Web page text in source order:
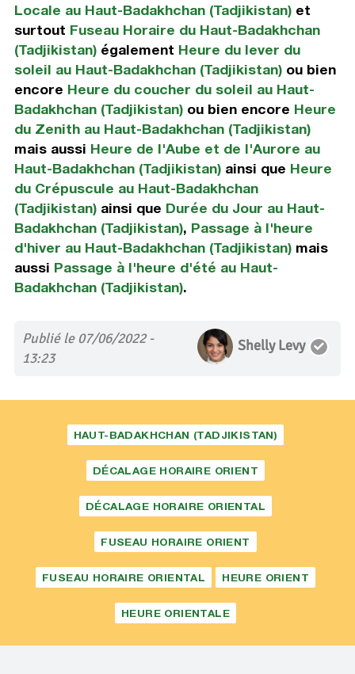
Locale au Haut-Badakhchan (Tadjikistan)et
surtout Fuseau Horaire du Haut-Badakhchan
(Tadjikistan)également Heure du lever du
soleil au Haut-Badakhchan (Tadjikistan)ou bien
encore Heure du coucher du soleil au Haut-
Badakhchan (Tadjikistan)ou bien encore Heure
du Zenith au Haut-Badakhchan (Tadjikistan)
mais aussi Heure de l'Aube et de l'Aurore au
Haut-Badakhchan (Tadjikistan)ainsi que Heure
du Crépuscule au Haut-Badakhchan
(Tadjikistan)ainsi que Durée du Jour au Haut-
Badakhchan (Tadjikistan), Passage à l'heure
d'hiver au Haut-Badakhchan (Tadjikistan)mais
aussi Passage à l'heure d'été au Haut-
Badakhchan (Tadjikistan).
Publié le 07/06/2022 -
13:23
Shelly Levy
HAUT-BADAKHCHAN (TADJIKISTAN)
DÉCALAGE HORAIRE ORIENT
DÉCALAGE HORAIRE ORIENTAL
FUSEAU HORAIRE ORIENT
FUSEAU HORAIRE ORIENTAL HEURE ORIENT
HEURE ORIENTALE